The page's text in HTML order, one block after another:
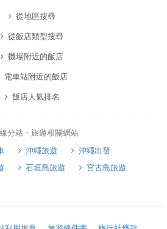
從地區搜尋
從飯店類型搜尋
機場附近的飯店
電車站附近的飯店
飯店人氣排名
分站・旅遊相關網站
沖繩旅遊
沖繩出發
石垣島旅遊
宮古島旅遊